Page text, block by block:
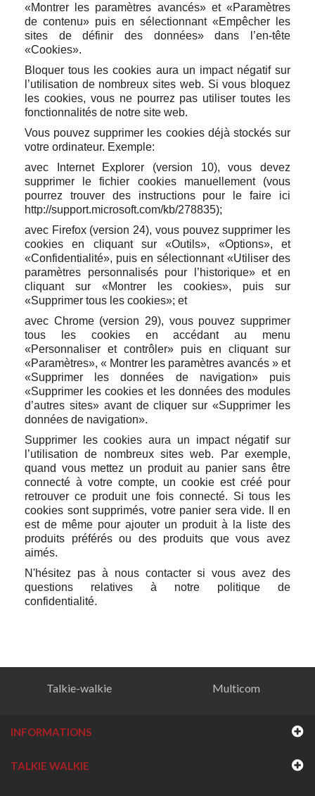
«Montrer les paramètres avancés» et «Paramètres
de contenu» puis en sélectionnant «Empêcher les
sites de définir des données» dans l’en-tête
«Cookies».
Bloquer tous les cookies aura un impact négatif sur
l’utilisation de nombreux sites web. Si vous bloquez
les cookies, vous ne pourrez pas utiliser toutes les
fonctionnalités de notre site web.
Vous pouvez supprimer les cookies déjà stockés sur
votre ordinateur. Exemple:
avec Internet Explorer (version 10), vous devez
supprimer le fichier cookies manuellement (vous
pourrez trouver des instructions pour le faire ici
http://support.microsoft.com/kb/278835);
avec Firefox (version 24), vous pouvez supprimer les
cookies en cliquant sur «Outils», «Options», et
«Confidentialité», puis en sélectionnant «Utiliser des
paramètres personnalisés pour l’historique» et en
cliquant sur «Montrer les cookies», puis sur
«Supprimer tous les cookies»; et
avec Chrome (version 29), vous pouvez supprimer
tous les cookies en accédant au menu
«Personnaliser et contrôler» puis en cliquant sur
«Paramètres», « Montrer les paramètres avancés » et
«Supprimer les données de navigation» puis
«Supprimer les cookies et les données des modules
d’autres sites» avant de cliquer sur «Supprimer les
données de navigation».
Supprimer les cookies aura un impact négatif sur
l’utilisation de nombreux sites web. Par exemple,
quand vous mettez un produit au panier sans être
connecté à votre compte, un cookie est créé pour
retrouver ce produit une fois connecté. Si tous les
cookies sont supprimés, votre panier sera vide. Il en
est de même pour ajouter un produit à la liste des
produits préférés ou des produits que vous avez
aimés.
N'hésitez pas à nous contacter si vous avez des
questions relatives à notre politique de
confidentialité.
Talkie-walkie Multicom
INFORMATIONS
TALKIE WALKIE